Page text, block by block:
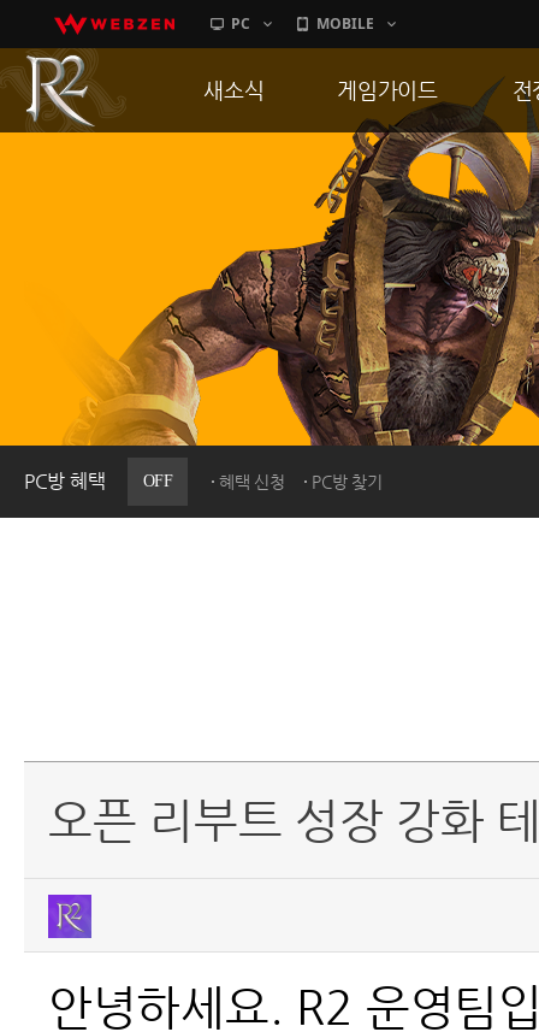
PC MOBILE
PC방 혜택 OFF 혜택 신청 PC방 찾기
새소식
이벤트
히스토리
PC방으로간다
게임가이드
게임 특징
서버가이드
신병훈련소
세부가이드
통합보급센터
전
통
공
오픈 리부트 성장 강화
안녕하세요. R2 운영팀